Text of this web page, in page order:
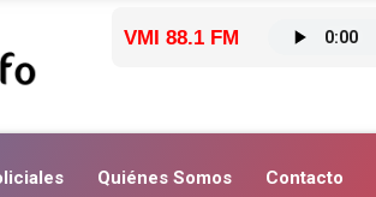
VMI 88.1 FM
Quiénes Somos Contacto